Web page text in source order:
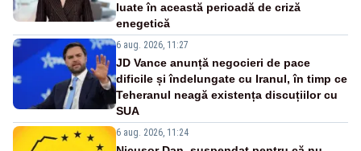
luate în această perioadă de criză
enegetică
6 aug. 2026, 11:27
JD Vance anunță negocieri de pace
dificile și îndelungate cu Iranul, în timp ce
Teheranul neagă existența discuțiilor cu
SUA
6 aug. 2026, 11:24